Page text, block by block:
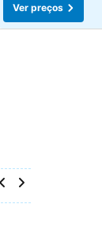
Ver preços